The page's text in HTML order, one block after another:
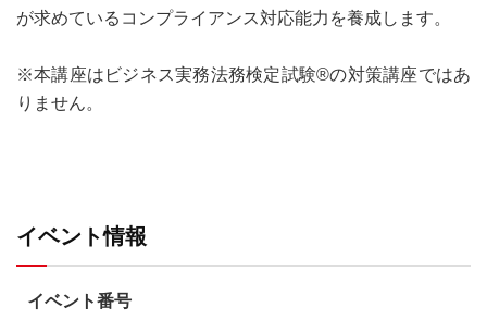
が求めているコンプライアンス対応能力を養成します。
※本講座はビジネス実務法務検定試験®の対策講座ではあ
りません。
イベント情報
イベント番号